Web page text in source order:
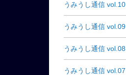
うみうし通信 vol.10
うみうし通信 vol.09
うみうし通信 vol.08
うみうし通信 vol.07